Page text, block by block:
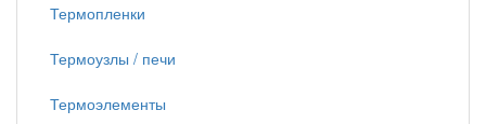
Термопленки
Термоузлы / печи
Термоэлементы